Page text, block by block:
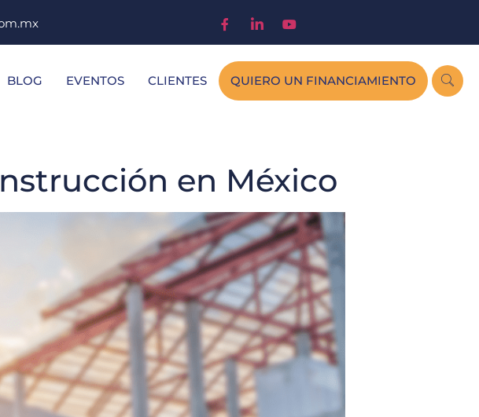
BLOG EVENTOS CLIENTES QUIERO UN FINANCIAMIENTO
en México